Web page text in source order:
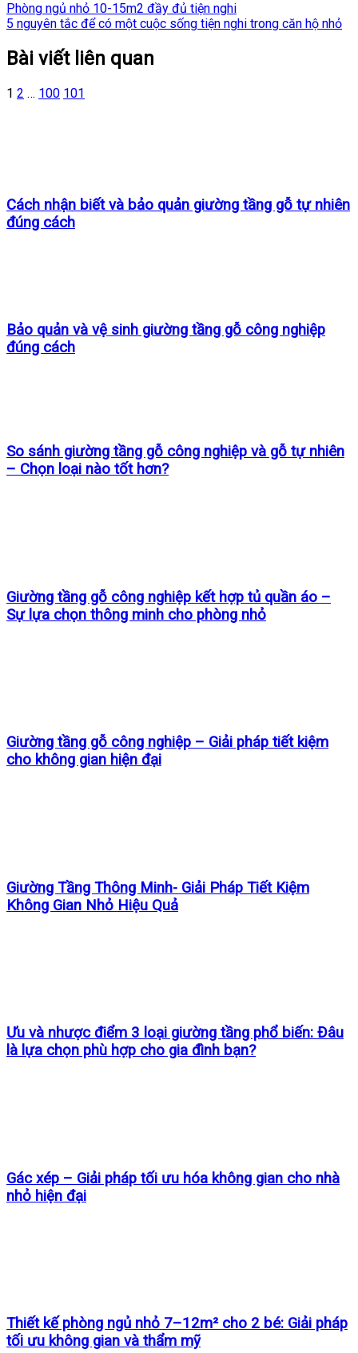
Phòng ngủ nhỏ 10-15m2 đầy đủ tiện nghi
5 nguyên tắc để có một cuộc sống tiện nghi trong căn hộ nhỏ
Bài viết liên quan
1 2 … 100 101
Cách nhận biết và bảo quản giường tầng gỗ tự nhiên
đúng cách
Bảo quản và vệ sinh giường tầng gỗ công nghiệp
đúng cách
So sánh giường tầng gỗ công nghiệp và gỗ tự nhiên
– Chọn loại nào tốt hơn?
Giường tầng gỗ công nghiệp kết hợp tủ quần áo –
Sự lựa chọn thông minh cho phòng nhỏ
Giường tầng gỗ công nghiệp – Giải pháp tiết kiệm
cho không gian hiện đại
Giường Tầng Thông Minh- Giải Pháp Tiết Kiệm
Không Gian Nhỏ Hiệu Quả
Ưu và nhược điểm 3 loại giường tầng phổ biến: Đâu
là lựa chọn phù hợp cho gia đình bạn?
Gác xép – Giải pháp tối ưu hóa không gian cho nhà
nhỏ hiện đại
Thiết kế phòng ngủ nhỏ 7–12m² cho 2 bé: Giải pháp
tối ưu không gian và thẩm mỹ